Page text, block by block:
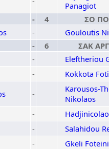
Panagiot
- 4
ΣΟ
-
Gouloutis
- 6
ΣΑΚ
-
Eleftheriou
-
Kokkota
-
Karousos-
Nikolaos
-
-
Salahidou
-
Gkeli Foteini